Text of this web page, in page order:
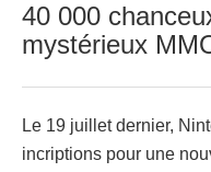
40 000
mystérieux
Le 19 juillet dernier,
incriptions pour une